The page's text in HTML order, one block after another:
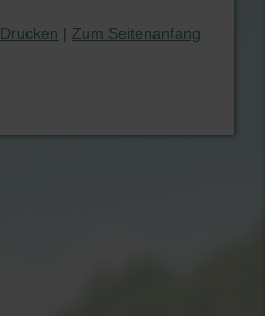
Drucken Zum Seitenanfang